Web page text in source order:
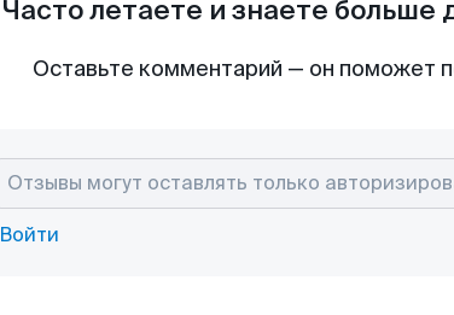
Часто летаете и знаете больше
Оставьте комментарий — он поможет
Войти